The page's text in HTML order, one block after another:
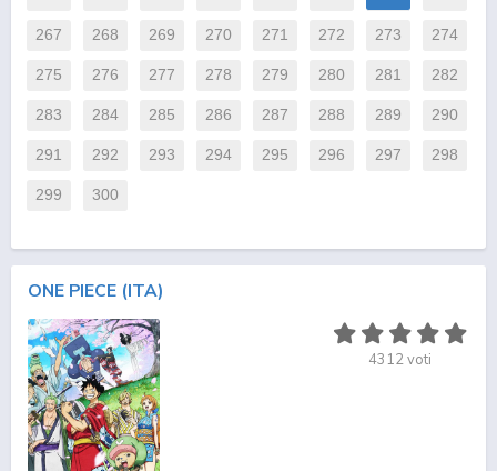
267 268 269 270 271 272 273 274
275 276 277 278 279 280 281 282
283 284 285 286 287 288 289 290
291 292 293 294 295 296 297 298
299 300
ONE PIECE (ITA)
4312voti